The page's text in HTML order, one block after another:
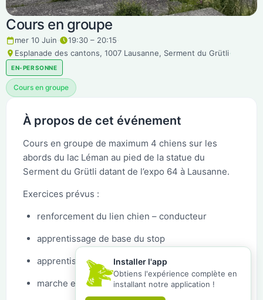
Cours en groupe
mer 10 Juin· 19:30 – 20:15·
Esplanade des cantons, 1007 Lausanne, Serment du Grütli·
EN-PERSONNE
Cours en groupe
À propos de cet événement
Cours en groupe de maximum 4 chiens sur les
abords du lac Léman au pied de la statue du
Serment du Grütli datant de l’expo 64 à Lausanne.
Exercices prévus :
renforcement du lien chien – conducteur
apprentissage de base du stop
apprentissage de base cible (tapis de repos)
marche en laisse détendue
Installer l'app
Obtiens l'expérience complète en
installant notre application !